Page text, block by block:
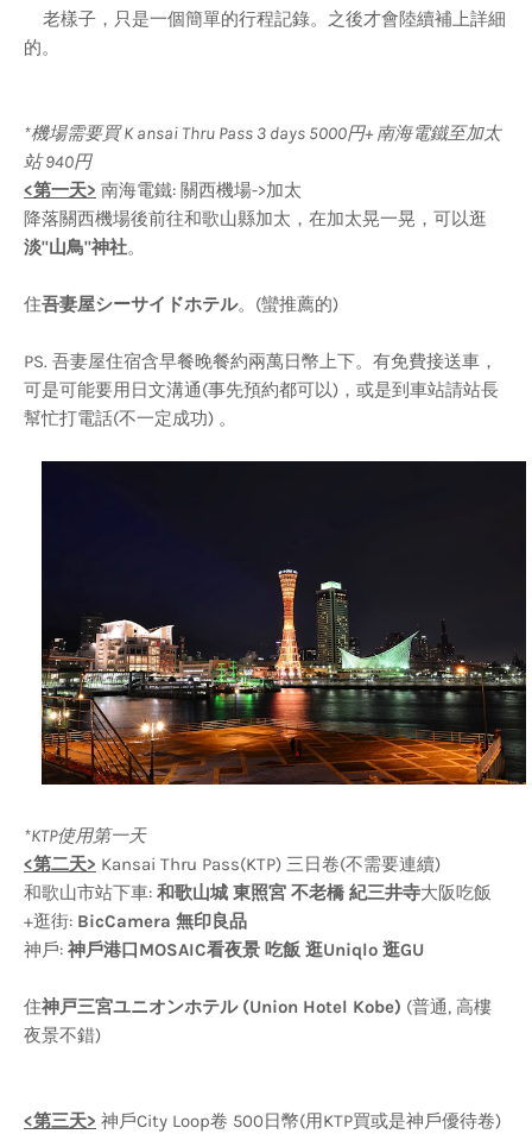
老樣子，只是一個簡單的行程記錄。之後才會陸續補上詳細
的。
*機場需要買 K ansai Thru Pass 3 days 5000円+ 南海電鐵至加太
站 940円
<第一天> 南海電鐵: 關西機場->加太
降落關西機場後前往和歌山縣加太，在加太晃一晃，可以逛
淡"山鳥"神社。
住吾妻屋シーサイドホテル。(蠻推薦的)
PS. 吾妻屋住宿含早餐晚餐約兩萬日幣上下。有免費接送車，
可是可能要用日文溝通(事先預約都可以)，或是到車站請站長
幫忙打電話(不一定成功) 。
*KTP使用第一天
<第二天> Kansai Thru Pass(KTP) 三日卷(不需要連續)
和歌山市站下車: 和歌山城 東照宮 不老橋 紀三井寺大阪吃飯
+逛街: BicCamera 無印良品
神戶: 神戶港口MOSAIC看夜景 吃飯 逛Uniqlo 逛GU
住神戸三宮ユニオンホテル (Union Hotel Kobe) (普通, 高樓
夜景不錯)
<第三天> 神戶City Loop卷 500日幣(用KTP買或是神戶優待卷)